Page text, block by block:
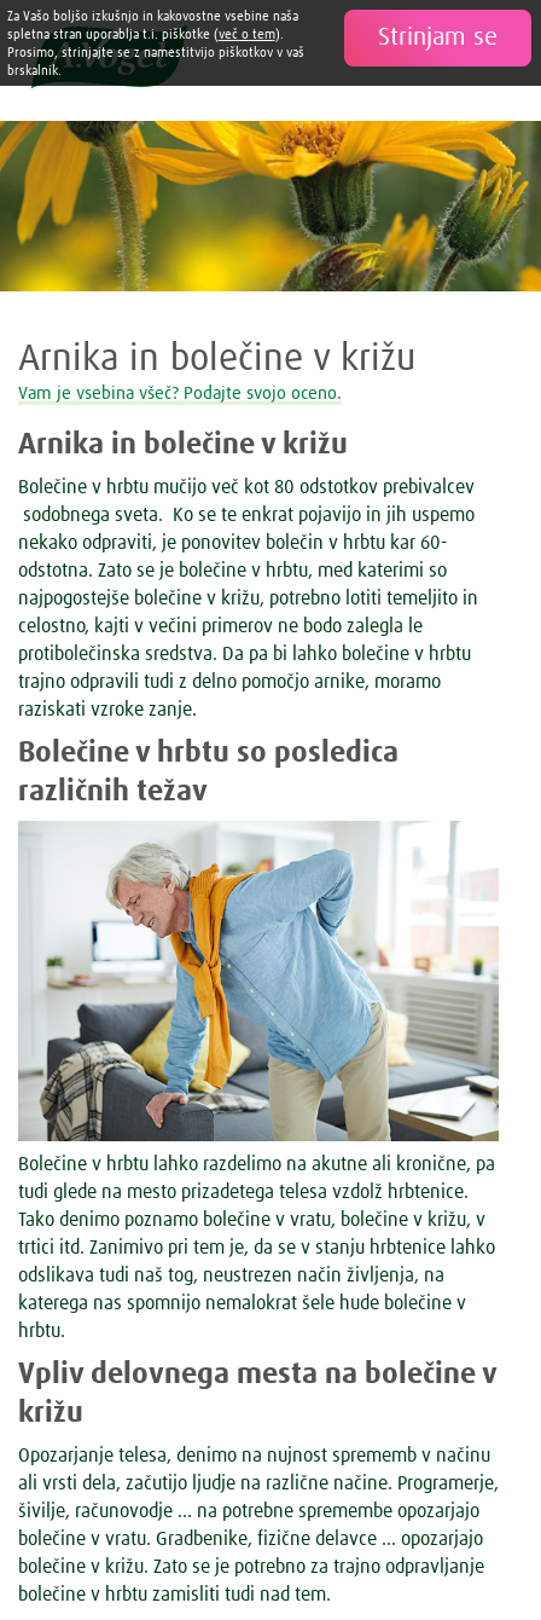

Arnika in bolečine v križu
Vam je vsebina všeč? Podajte svojo oceno.
Arnika in bolečine v križu
Bolečine v hrbtu mučijo več kot 80 odstotkov prebivalcev
sodobnega sveta. Ko se te enkrat pojavijo in jih uspemo
nekako odpraviti, je ponovitev bolečin v hrbtu kar 60-
odstotna. Zato se je bolečine v hrbtu, med katerimi so
najpogostejše bolečine v križu, potrebno lotiti temeljito in
celostno, kajti v večini primerov ne bodo zalegla le
protibolečinska sredstva. Da pa bi lahko bolečine v hrbtu
trajno odpravili tudi z delno pomočjo arnike, moramo
raziskati vzroke zanje.
Bolečine v hrbtu so posledica
različnih težav
Bolečine v hrbtu lahko razdelimo na akutne ali kronične, pa
tudi glede na mesto prizadetega telesa vzdolž hrbtenice.
Tako denimo poznamo bolečine v vratu, bolečine v križu, v
trtici itd. Zanimivo pri tem je, da se v stanju hrbtenice lahko
odslikava tudi naš tog, neustrezen način življenja, na
katerega nas spomnijo nemalokrat šele hude bolečine v
hrbtu.
Vpliv delovnega mesta na bolečine v
križu
Opozarjanje telesa, denimo na nujnost sprememb v načinu
ali vrsti dela, začutijo ljudje na različne načine. Programerje,
šivilje, računovodje … na potrebne spremembe opozarjajo
bolečine v vratu. Gradbenike, fizične delavce … opozarjajo
bolečine v križu. Zato se je potrebno za trajno odpravljanje
bolečine v hrbtu zamisliti tudi nad tem.
Strinjam se
Za Vašo boljšo izkušnjo in kakovostne vsebine naša
spletna stran uporablja t.i. piškotke (več o tem).
Prosimo, strinjajte se z namestitvijo piškotkov v vaš
brskalnik.